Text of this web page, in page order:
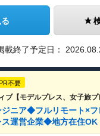
載終了予定日：
不要
ブ【モデルプレス、女子旅プ
ジニア◆フルリモート×
運営企業◆地方在住OK